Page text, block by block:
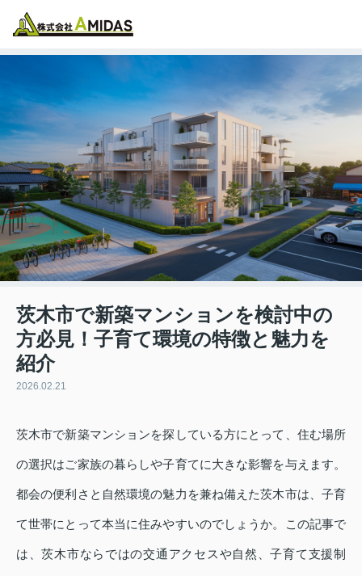
茨木市で新築マンションを検討中の
方必見！子育て環境の特徴と魅力を
紹介
2026.02.21
茨木市で新築マンションを探している方にとって、住む場所
の選択はご家族の暮らしや子育てに大きな影響を与えます。
都会の便利さと自然環境の魅力を兼ね備えた茨木市は、子育
て世帯にとって本当に住みやすいのでしょうか。この記事で
は、茨木市ならではの交通アクセスや自然、子育て支援制